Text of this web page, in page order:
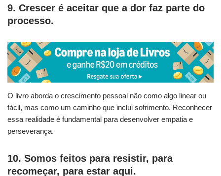
9. Crescer é aceitar que a dor faz parte do
processo.
O livro aborda o crescimento pessoal não como algo linear ou
fácil, mas como um caminho que inclui sofrimento. Reconhecer
essa realidade é fundamental para desenvolver empatia e
perseverança.
10. Somos feitos para resistir, para
recomeçar, para estar aqui.